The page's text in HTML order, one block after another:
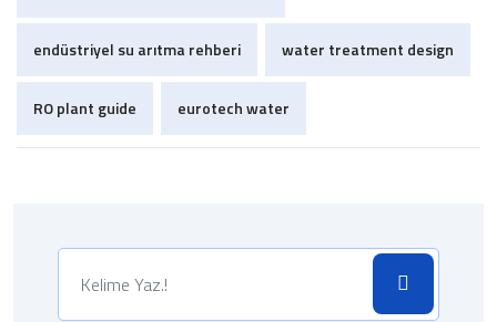
endüstriyel su arıtma rehberi water treatment design
RO plant guide eurotech water